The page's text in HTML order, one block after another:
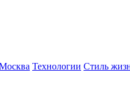
Технологии Стиль